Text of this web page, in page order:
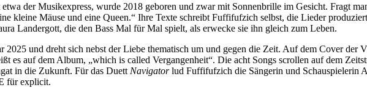
der Musikexpress, wurde 2018 geboren und zwar mit Sonnenbrille im Gesicht. Fragt
kleine Mäuse und eine Queen.“ Ihre Texte schreibt Fuffifufzich selbst, die Lieder
Landergott, die den Bass Mal für Mal spielt, als erwecke sie ihn gleich zum Leben.
2025 und dreht sich nebst der Liebe thematisch um und gegen die Zeit. Auf dem Cover
es auf dem Album, „which is called Vergangenheit“. Die acht Songs scrollen auf dem
in die Zukunft. Für das Duett Navigatorlud Fuffifufzich die Sängerin und Schauspielerin
für explicit.